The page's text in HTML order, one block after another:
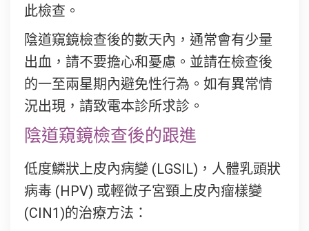
此檢查。
陰道窺鏡檢查後的數天內，通常會有少量
出血，請不要擔心和憂慮。並請在檢查後
的一至兩星期內避免性行為。如有異常情
況出現，請致電本診所求診。
陰道窺鏡檢查後的跟進
低度鱗狀上皮內病變 (LGSIL)，人體乳頭狀
病毒 (HPV) 或輕微子宮頸上皮內瘤樣變
(CIN1)的治療方法：